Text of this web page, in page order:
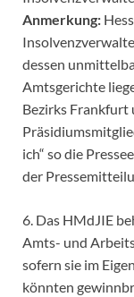
Anmerkung:
dessen
Amtsgerichte
Bezirks Frankfurt
ich“ so die
der
6. Das HMdJIE
Amts- und
sofern sie im
könnten